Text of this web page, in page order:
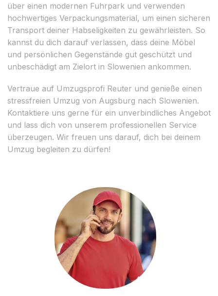
über einen modernen Fuhrpark und verwenden
hochwertiges Verpackungsmaterial, um einen sicheren
Transport deiner Habseligkeiten zu gewährleisten. So
kannst du dich darauf verlassen, dass deine Möbel
und persönlichen Gegenstände gut geschützt und
unbeschädigt am Zielort in Slowenien ankommen.
Vertraue auf Umzugsprofi Reuter und genieße einen
stressfreien Umzug von Augsburg nach Slowenien.
Kontaktiere uns gerne für ein unverbindliches Angebot
und lass dich von unserem professionellen Service
überzeugen. Wir freuen uns darauf, dich bei deinem
Umzug begleiten zu dürfen!